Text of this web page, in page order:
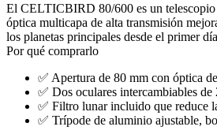
El CELTICBIRD 80/600 es un telescopio
óptica multicapa de alta transmisión
los planetas principales desde el primer
Por qué comprarlo
✅ Apertura de 80 mm con óptica
✅ Dos oculares intercambiables
✅ Filtro lunar incluido que reduce
✅ Trípode de aluminio ajustable,